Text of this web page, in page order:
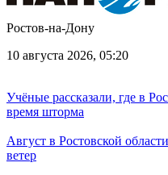
Ростов-на-Дону
10 августа 2026, 05:20
Учёные рассказали, где в
время шторма
Август в Ростовской
ветер